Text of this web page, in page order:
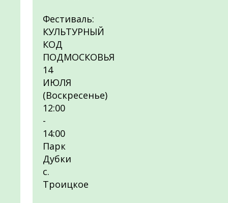
Фестиваль:
КУЛЬТУРНЫЙ
КОД
ПОДМОСКОВЬЯ
14
ИЮЛЯ
(Воскресенье)
12:00
-
14:00
Парк
Дубки
с.
Троицкое